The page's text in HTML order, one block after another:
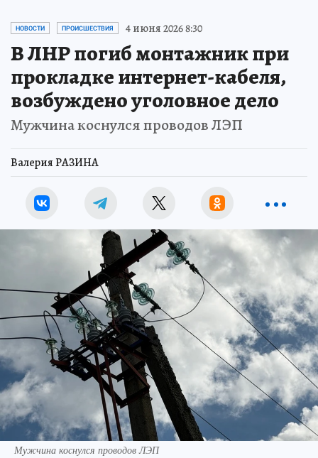
НОВОСТИ ПРОИСШЕСТВИЯ 4 июня 2026 8:30
В ЛНР погиб монтажник при
прокладке интернет-кабеля,
возбуждено уголовное дело
Мужчина коснулся проводов ЛЭП
Валерия РАЗИНА
Мужчина коснулся проводов ЛЭП